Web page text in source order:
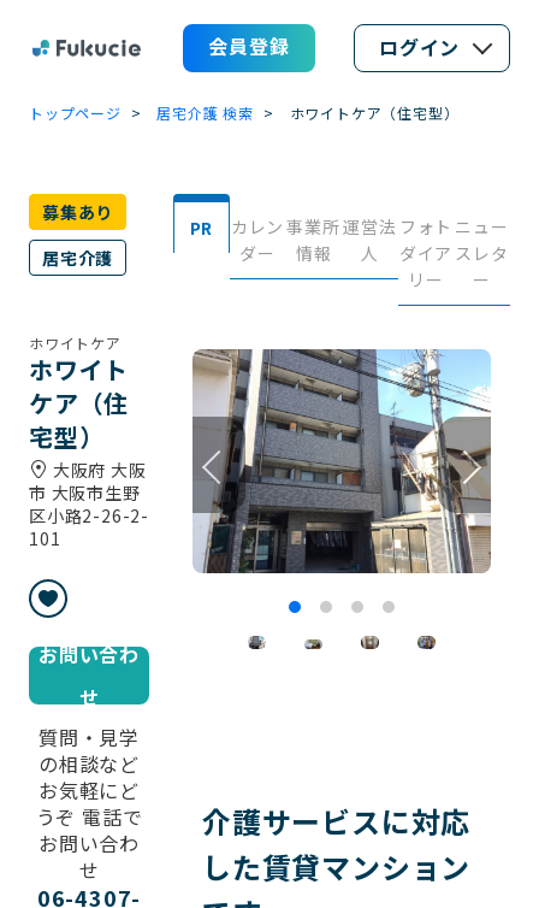
会員登録 ログイン
トップページ 居宅介護 検索 ホワイトケア（住宅型）
募集あり
居宅介護
ホワイトケア
ホワイト
ケア（住
宅型）
大阪府 大阪
市 大阪市生野
区小路2-26-2-
101
お問い合わ
せ
質問・見学
の相談など
お気軽にど
うぞ 電話で
お問い合わ
せ
06-4307-
PR
カレン
ダー
事業所
情報
運営法
人
フォト
ダイア
リー
ニュー
スレタ
ー
介護サービスに対応
した賃貸マンション